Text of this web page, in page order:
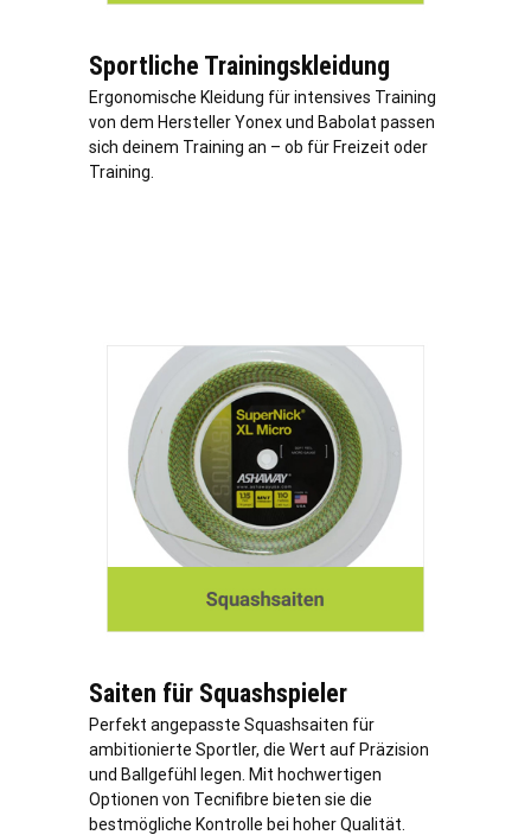
Sportliche Trainingskleidung
Ergonomische Kleidung für intensives Training
von dem Hersteller Yonex und Babolat passen
sich deinem Training an – ob für Freizeit oder
Training.
Saiten für Squashspieler
Perfekt angepasste Squashsaiten für
ambitionierte Sportler, die Wert auf Präzision
und Ballgefühl legen. Mit hochwertigen
Optionen von Tecnifibre bieten sie die
bestmögliche Kontrolle bei hoher Qualität.